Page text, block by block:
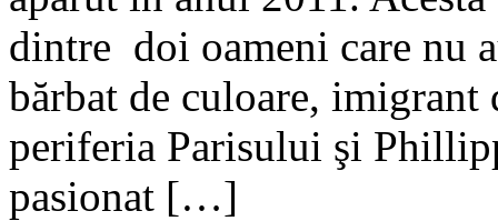
dintre doi oameni care nu
bărbat de culoare, imigrant
periferia Parisului şi
pasionat […]